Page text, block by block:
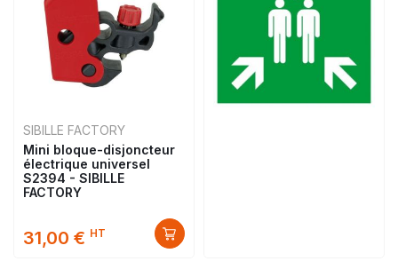
SIBILLE FACTORY
Mini bloque-disjoncteur
électrique universel
S2394 - SIBILLE
FACTORY
31,00 € HT